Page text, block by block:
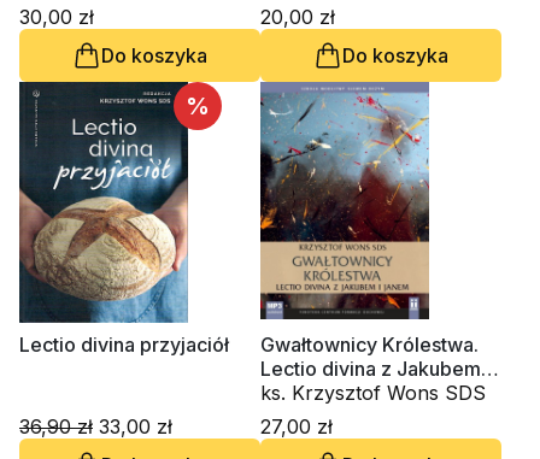
audiobook)
ks. Krzysztof Wons SDS
30,00 zł
Do koszyka
Formacji Duchowej nr 95
ZSAPU, ks. Krzysztof
Wons SDS
20,00 zł
Do koszyka
%
Lectio divina przyjaciół
36,90 zł 33,00 zł
Gwałtownicy Królestwa.
Lectio divina z Jakubem i
Janem (CD-audiobook)
ks. Krzysztof Wons SDS
27,00 zł